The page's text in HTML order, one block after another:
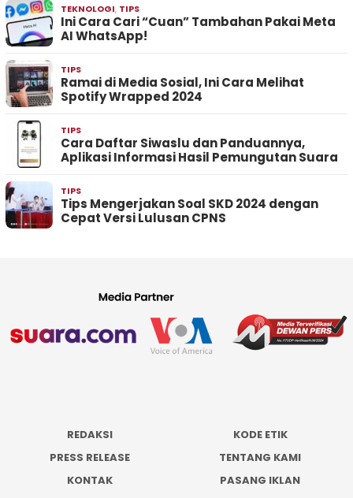
TEKNOLOGI, TIPS
Ini Cara Cari “Cuan” Tambahan Pakai Meta
AI WhatsApp!
TIPS
Ramai di Media Sosial, Ini Cara Melihat
Spotify Wrapped 2024
TIPS
Cara Daftar Siwaslu dan Panduannya,
Aplikasi Informasi Hasil Pemungutan Suara
TIPS
Tips Mengerjakan Soal SKD 2024 dengan
Cepat Versi Lulusan CPNS
REDAKSI
KODE ETIK
PRESS RELEASE
TENTANG KAMI
KONTAK
PASANG IKLAN